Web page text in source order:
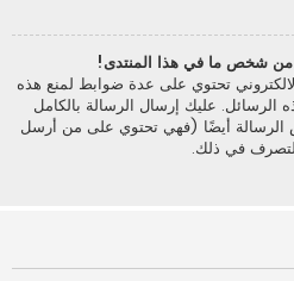
من شخص ما في هذا المنتدى!
تحتوي على عدة ضوابط لمنع هذه
الرسائل. عليك إرسال الرسالة بالكامل
أيضًا (فهي تحتوي على من أرسل
في ذلك.